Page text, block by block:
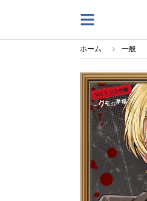
ホーム 一般